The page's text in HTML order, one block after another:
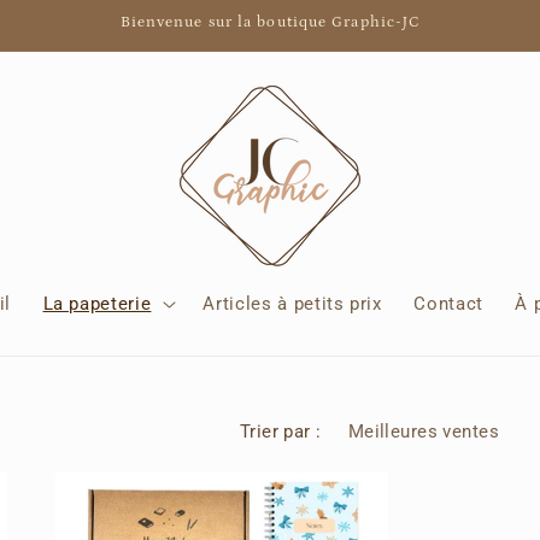
Bienvenue sur la boutique Graphic-JC
La papeterie Articles à petits prix Contact À
Trier par :